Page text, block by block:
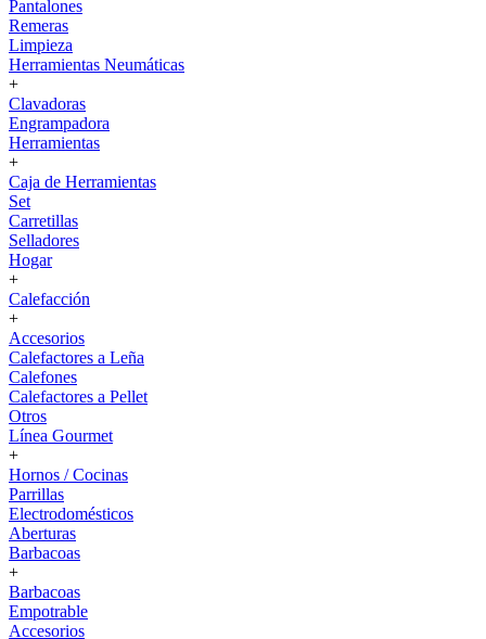
Pantalones
Remeras
Limpieza
Herramientas Neumáticas
+
Clavadoras
Engrampadora
Herramientas
+
Caja de Herramientas
Set
Carretillas
Selladores
Hogar
+
Calefacción
+
Accesorios
Calefactores a Leña
Calefones
Calefactores a Pellet
Otros
Línea Gourmet
+
Hornos / Cocinas
Parrillas
Electrodomésticos
Aberturas
Barbacoas
+
Barbacoas
Empotrable
Accesorios